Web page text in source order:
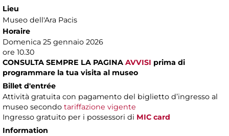
Lieu
Museo dell'Ara Pacis
Horaire
Domenica 25 gennaio 2026
ore 10.30
CONSULTA SEMPRE LA PAGINA AVVISI prima di
programmare la tua visita al museo
Billet d'entrée
Attività gratuita con pagamento del biglietto d’ingresso al
museo secondo tariffazione vigente
Ingresso gratuito per i possessori di MIC card
Information